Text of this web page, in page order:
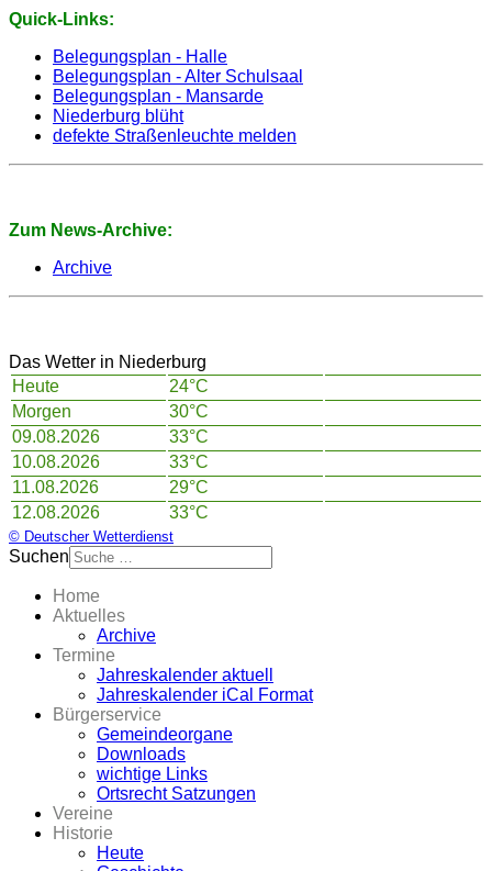
Quick-Links:
Belegungsplan - Halle
Belegungsplan - Alter Schulsaal
Belegungsplan - Mansarde
Niederburg blüht
defekte Straßenleuchte melden
Zum News-Archive:
Archive
Das Wetter in Niederburg
Heute
24°C
Morgen
30°C
09.08.2026
33°C
10.08.2026
33°C
11.08.2026
29°C
12.08.2026
33°C
© Deutscher Wetterdienst
Suchen
Home
Aktuelles
Archive
Termine
Jahreskalender aktuell
Jahreskalender iCal Format
Bürgerservice
Gemeindeorgane
Downloads
wichtige Links
Ortsrecht Satzungen
Vereine
Historie
Heute